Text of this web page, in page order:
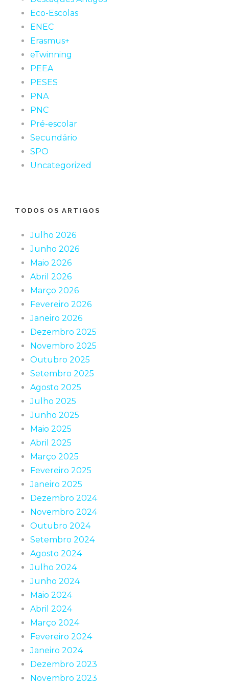
Eco-Escolas
ENEC
Erasmus+
eTwinning
PEEA
PESES
PNA
PNC
Pré-escolar
Secundário
SPO
Uncategorized
TODOS OS ARTIGOS
Julho 2026
Junho 2026
Maio 2026
Abril 2026
Março 2026
Fevereiro 2026
Janeiro 2026
Dezembro 2025
Novembro 2025
Outubro 2025
Setembro 2025
Agosto 2025
Julho 2025
Junho 2025
Maio 2025
Abril 2025
Março 2025
Fevereiro 2025
Janeiro 2025
Dezembro 2024
Novembro 2024
Outubro 2024
Setembro 2024
Agosto 2024
Julho 2024
Junho 2024
Maio 2024
Abril 2024
Março 2024
Fevereiro 2024
Janeiro 2024
Dezembro 2023
Novembro 2023